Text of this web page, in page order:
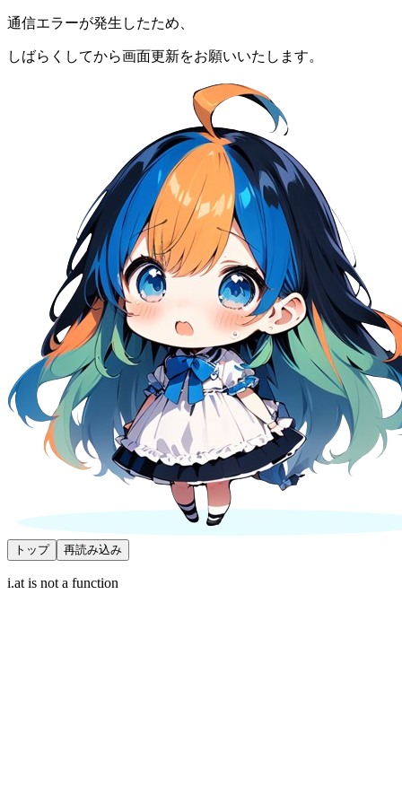
通信エラーが発生したため、
しばらくしてから画面更新をお願いいたします。
トップ 再読み込み
i.at is not a function